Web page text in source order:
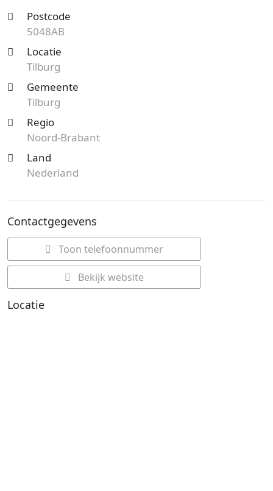
Postcode
5048AB
Locatie
Tilburg
Gemeente
Tilburg
Regio
Noord-Brabant
Land
Nederland
Contactgegevens
Toon telefoonnummer
Bekijk website
Locatie